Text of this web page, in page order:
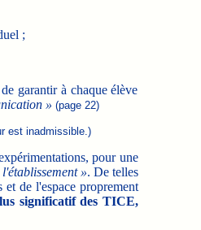
;
garantir à chaque élève
» (page 22)
est inadmissible.)
pour une
». De telles
de l'espace proprement
significatif des TICE,